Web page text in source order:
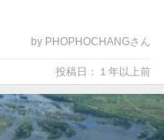
by PHOPHOCHANGさん
投稿日：１年以上前